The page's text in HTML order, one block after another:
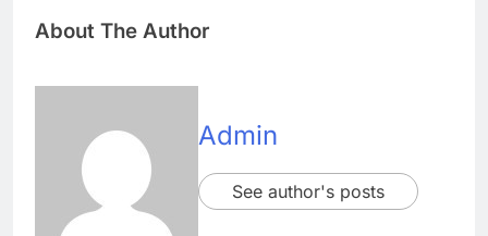
About The Author
Admin
See author's posts